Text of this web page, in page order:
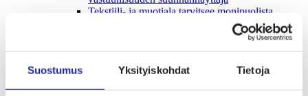
Suostumus Yksityiskohdat Tietoja
Tekstiili- ja muotiala tarvitsee monipuolista
Tekstiiliala on tärkeä osa Suomen
siirtymään